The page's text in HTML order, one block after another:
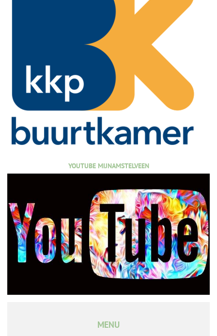
YOUTUBE MIJNAMSTELVEEN
MENU